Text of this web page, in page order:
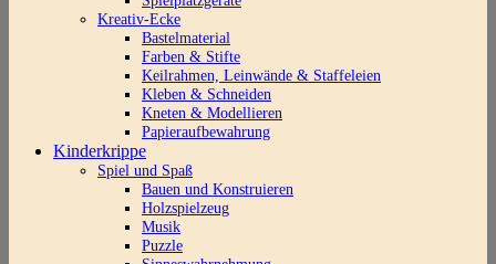
Kreativ-Ecke
Bastelmaterial
Farben & Stifte
Keilrahmen, Leinwände & Staffeleien
Kleben & Schneiden
Kneten & Modellieren
Papieraufbewahrung
Kinderkrippe
Spiel und Spaß
Bauen und Konstruieren
Holzspielzeug
Musik
Puzzle